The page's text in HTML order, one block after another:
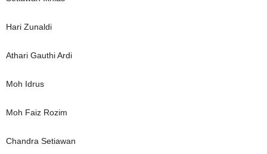
Hari Zunaldi
Athari Gauthi Ardi
Moh Idrus
Moh Faiz Rozim
Chandra Setiawan